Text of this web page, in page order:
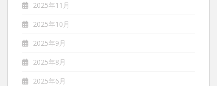
2025年11月
2025年10月
2025年9月
2025年8月
2025年6月